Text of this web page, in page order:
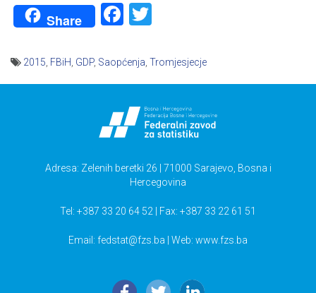
Share Facebook
2015 FBiH GDP, Saopćenja Tromjesjecje
Adresa: Zelenih beretki 26 | 71000 Sarajevo, Bosna i
Hercegovina
Tel: +387 33 20 64 52 | Fax: +387 33 22 61 51
Email: fedstat@fzs.ba | Web: www.fzs.ba